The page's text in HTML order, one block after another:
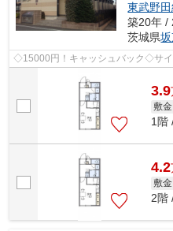
東武野田
築20年 /
茨城県
◇15000円！キャッシュバック◇サ
3.9
敷金
1階
4.2
敷金
2階